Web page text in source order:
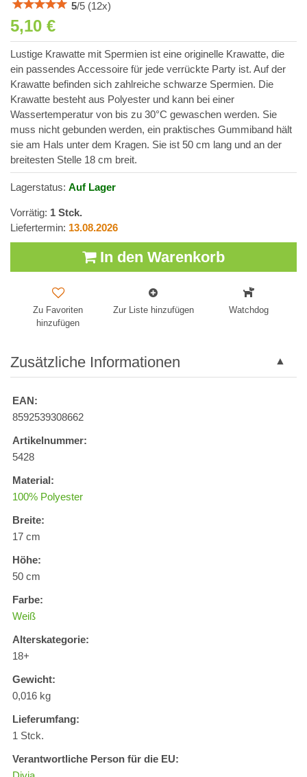
5/5 (12x)
5,10 €
Lustige Krawatte mit Spermien ist eine originelle Krawatte, die
ein passendes Accessoire für jede verrückte Party ist. Auf der
Krawatte befinden sich zahlreiche schwarze Spermien. Die
Krawatte besteht aus Polyester und kann bei einer
Wassertemperatur von bis zu 30°C gewaschen werden. Sie
muss nicht gebunden werden, ein praktisches Gummiband hält
sie am Hals unter dem Kragen. Sie ist 50 cm lang und an der
breitesten Stelle 18 cm breit.
Lagerstatus: Auf Lager
Vorrätig: 1 Stck.
Liefertermin: 13.08.2026
In den Warenkorb
Zu Favoriten
hinzufügen
Zur Liste hinzufügen Watchdog
Zusätzliche Informationen
EAN:
8592539308662
Artikelnummer:
5428
Material:
100% Polyester
Breite:
17 cm
Höhe:
50 cm
Farbe:
Weiß
Alterskategorie:
18+
Gewicht:
0,016 kg
Lieferumfang:
1 Stck.
Verantwortliche Person für die EU: